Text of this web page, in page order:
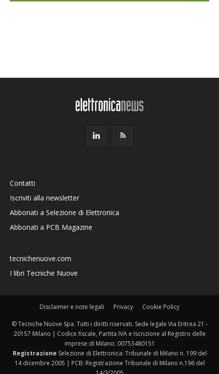
Contatti
Iscriviti alla newsletter
Abbonati a Selezione di Elettronica
Abbonati a PCB Magazine
tecnichenuove.com
I libri Tecniche Nuove
Disclaimer e note legali Privacy Cookie Policy
© Tecniche Nuove Spa. Tutti i diritti riservati. Sede legale Via Eritrea 21 -
20157 Milano | Codice fiscale, Partita IVA e Iscrizione al Registro delle
imprese di Milano: 00753480151
Registrazione Selezione di Elettronica: Tribunale di Milano n. 199 del
14 dicembre 2005 | PCB: Registrazione Tribunale di Milano n.196 del